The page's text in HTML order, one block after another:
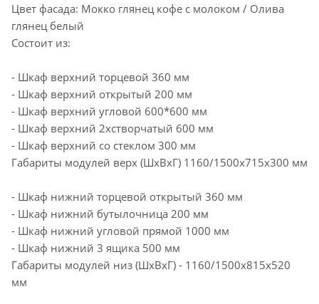
Цвет фасада: Мокко глянец кофе с молоком / Олива
глянец белый
Состоит из:
- Шкаф верхний торцевой 360 мм
- Шкаф верхний открытый 200 мм
- Шкаф верхний угловой 600*600 мм
- Шкаф верхний 2хстворчатый 600 мм
- Шкаф верхний со стеклом 300 мм
Габариты модулей верх (ШхВхГ) 1160/1500х715х300 мм
- Шкаф нижний торцевой открытый 360 мм
- Шкаф нижний бутылочница 200 мм
- Шкаф нижний угловой прямой 1000 мм
- Шкаф нижний 3 ящика 500 мм
Габариты модулей низ (ШхВхГ) - 1160/1500х815х520
мм